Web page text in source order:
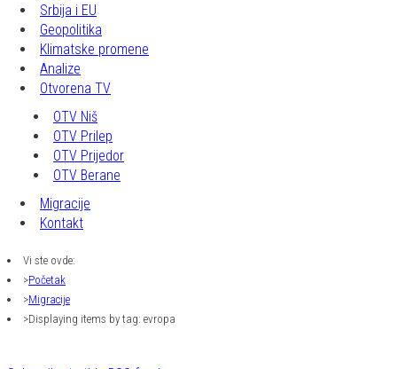
Srbija i EU
Geopolitika
Klimatske promene
Analize
Otvorena TV
OTV Niš
OTV Prilep
OTV Prijedor
OTV Berane
Migracije
Kontakt
Vi ste ovde:
Početak
Migracije
Displaying items by tag: evropa